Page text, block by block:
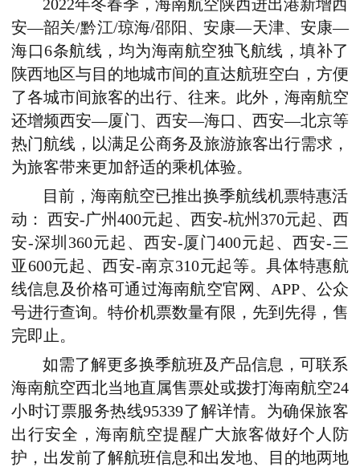
2022年冬春季，海南航空陕西进出港新增西
安—韶关/黔江/琼海/邵阳、安康—天津、安康—
海口6条航线，均为海南航空独飞航线，填补了
陕西地区与目的地城市间的直达航班空白，方便
了各城市间旅客的出行、往来。此外，海南航空
还增频西安—厦门、西安—海口、西安—北京等
热门航线，以满足公商务及旅游旅客出行需求，
为旅客带来更加舒适的乘机体验。
目前，海南航空已推出换季航线机票特惠活
动： 西安-广州400元起、西安-杭州370元起、西
安-深圳360元起、西安-厦门400元起、西安-三
亚600元起、西安-南京310元起等。具体特惠航
线信息及价格可通过海南航空官网、APP、公众
号进行查询。特价机票数量有限，先到先得，售
完即止。
如需了解更多换季航班及产品信息，可联系
海南航空西北当地直属售票处或拨打海南航空24
小时订票服务热线95339了解详情。为确保旅客
出行安全，海南航空提醒广大旅客做好个人防
护，出发前了解航班信息和出发地、目的地两地